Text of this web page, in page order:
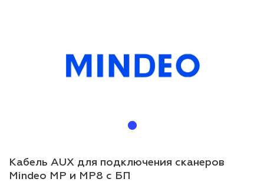
Кабель AUX для подключения сканеров
Mindeo MP и MP8 с БП